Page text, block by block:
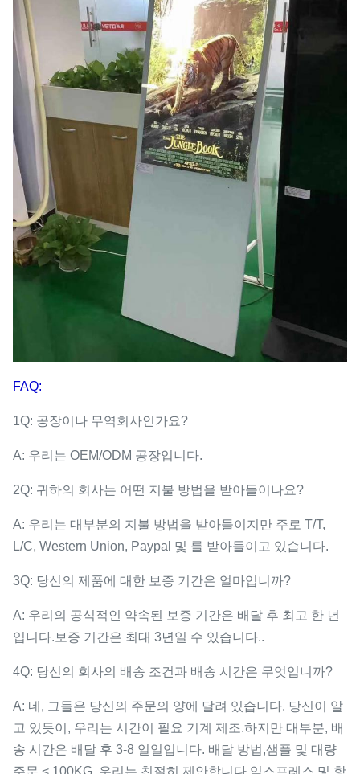
FAQ:
1Q: 공장이나 무역회사인가요?
A: 우리는 OEM/ODM 공장입니다.
2Q: 귀하의 회사는 어떤 지불 방법을 받아들이나요?
A: 우리는 대부분의 지불 방법을 받아들이지만 주로 T/T,
L/C, Western Union, Paypal 및 를 받아들이고 있습니다.
3Q: 당신의 제품에 대한 보증 기간은 얼마입니까?
A: 우리의 공식적인 약속된 보증 기간은 배달 후 최고 한 년
입니다.보증 기간은 최대 3년일 수 있습니다..
4Q: 당신의 회사의 배송 조건과 배송 시간은 무엇입니까?
A: 네, 그들은 당신의 주문의 양에 달려 있습니다. 당신이 알
고 있듯이, 우리는 시간이 필요 기계 제조.하지만 대부분, 배
송 시간은 배달 후 3-8 일일입니다. 배달 방법,샘플 및 대량